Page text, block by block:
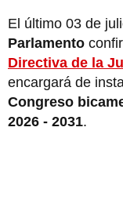
El último 03 de
Parlamento
Directiva de la
encargará de
Congreso
2026 - 2031.